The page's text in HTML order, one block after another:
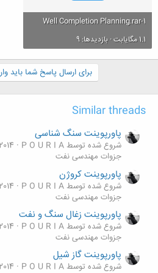
1-Well Completion Planning.rar
1.1 مگایابت · بازدیدها: 9
برای ارسال پاسخ شما باید
Similar threads
پاورپوینت سنگ شناسی
شروع شده توسط P O U R I A
جزوات مهندسی نفت
پاورپوینت کروژن
شروع شده توسط P O U R I A
جزوات مهندسی نفت
پاورپوینت زغال سنگ و نفت
شروع شده توسط P O U R I A
جزوات مهندسی نفت
پاورپوینت گاز شیل
شروع شده توسط P O U R I A